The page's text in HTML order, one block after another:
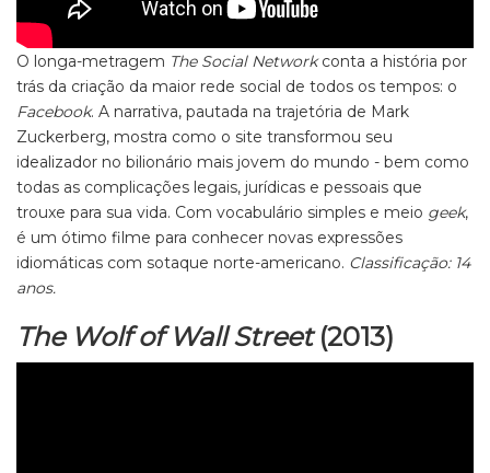
O longa-metragem The Social Networkconta a história por
trás da criação da maior rede social de todos os tempos: o
Facebook. A narrativa, pautada na trajetória de Mark
Zuckerberg, mostra como o site transformou seu
idealizador no bilionário mais jovem do mundo - bem como
todas as complicações legais, jurídicas e pessoais que
trouxe para sua vida. Com vocabulário simples e meio geek,
é um ótimo filme para conhecer novas expressões
idiomáticas com sotaque norte-americano. Classificação: 14
anos.
The Wolf of Wall Street(2013)